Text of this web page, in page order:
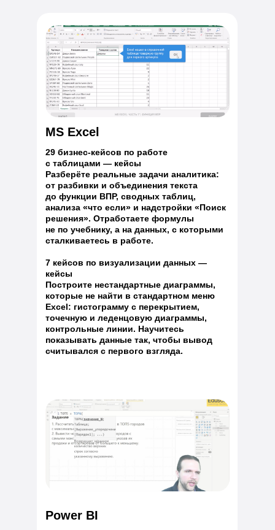
Power BI
MS Excel
29 бизнес-кейсов по работе
с таблицами — кейсы
Разберёте реальные задачи аналитика:
от разбивки и объединения текста
до функции ВПР, сводных таблиц,
анализа «что если» и надстройки «Поиск
решения». Отработаете формулы
не по учебнику, а на данных, с которыми
сталкиваетесь в работе.
7 кейсов по визуализации данных —
кейсы
Построите нестандартные диаграммы,
которые не найти в стандартном меню
Excel: гистограмму с перекрытием,
точечную и леденцовую диаграммы,
контрольные линии. Научитесь
показывать данные так, чтобы вывод
считывался с первого взгляда.